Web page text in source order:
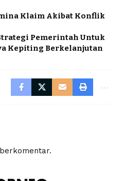
Klaim Akibat Konflik
Pemerintah Untuk
Kepiting Berkelanjutan